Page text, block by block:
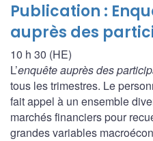
Publication :
auprès des
10 h 30 (HE)
L’enquête auprès des
tous les trimestres. Le
fait appel à un ensemble
marchés financiers pour
grandes variables